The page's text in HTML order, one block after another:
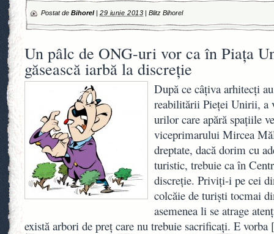
Postat de Bihorel| 29 iunie 2013 |Blitz Bihorel
Un pâlc de ONG-uri vor ca în Piaţa
găsească iarbă la discreţie
După ce câţiva arhitecţi
reabilitării Pieţei Unirii, a
urilor care apără spaţiile
viceprimarului Mircea
dreptate, dacă dorim cu
turistic, trebuie ca în
discreţie. Priviţi-i pe cei
colcăie de turişti tocmai
asemenea li se atrage
există arbori de preţ care nu trebuie sacrificaţi. E vorba